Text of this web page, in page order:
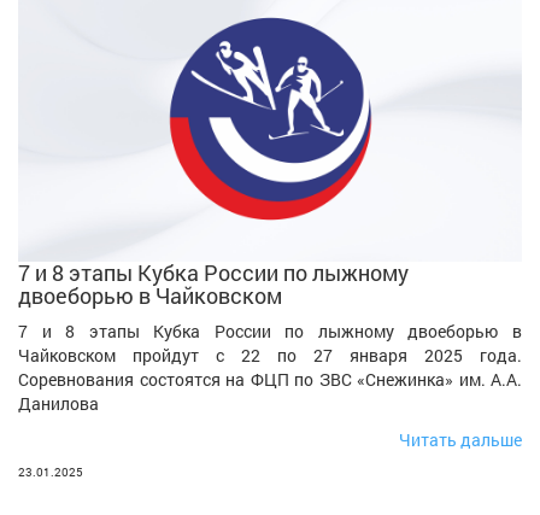
7 и 8 этапы Кубка России по лыжному
двоеборью в Чайковском
7 и 8 этапы Кубка России по лыжному двоеборью в
Чайковском пройдут с 22 по 27 января 2025 года.
Соревнования состоятся на ФЦП по ЗВС «Снежинка» им. А.А.
Данилова
Читать дальше
23.01.2025